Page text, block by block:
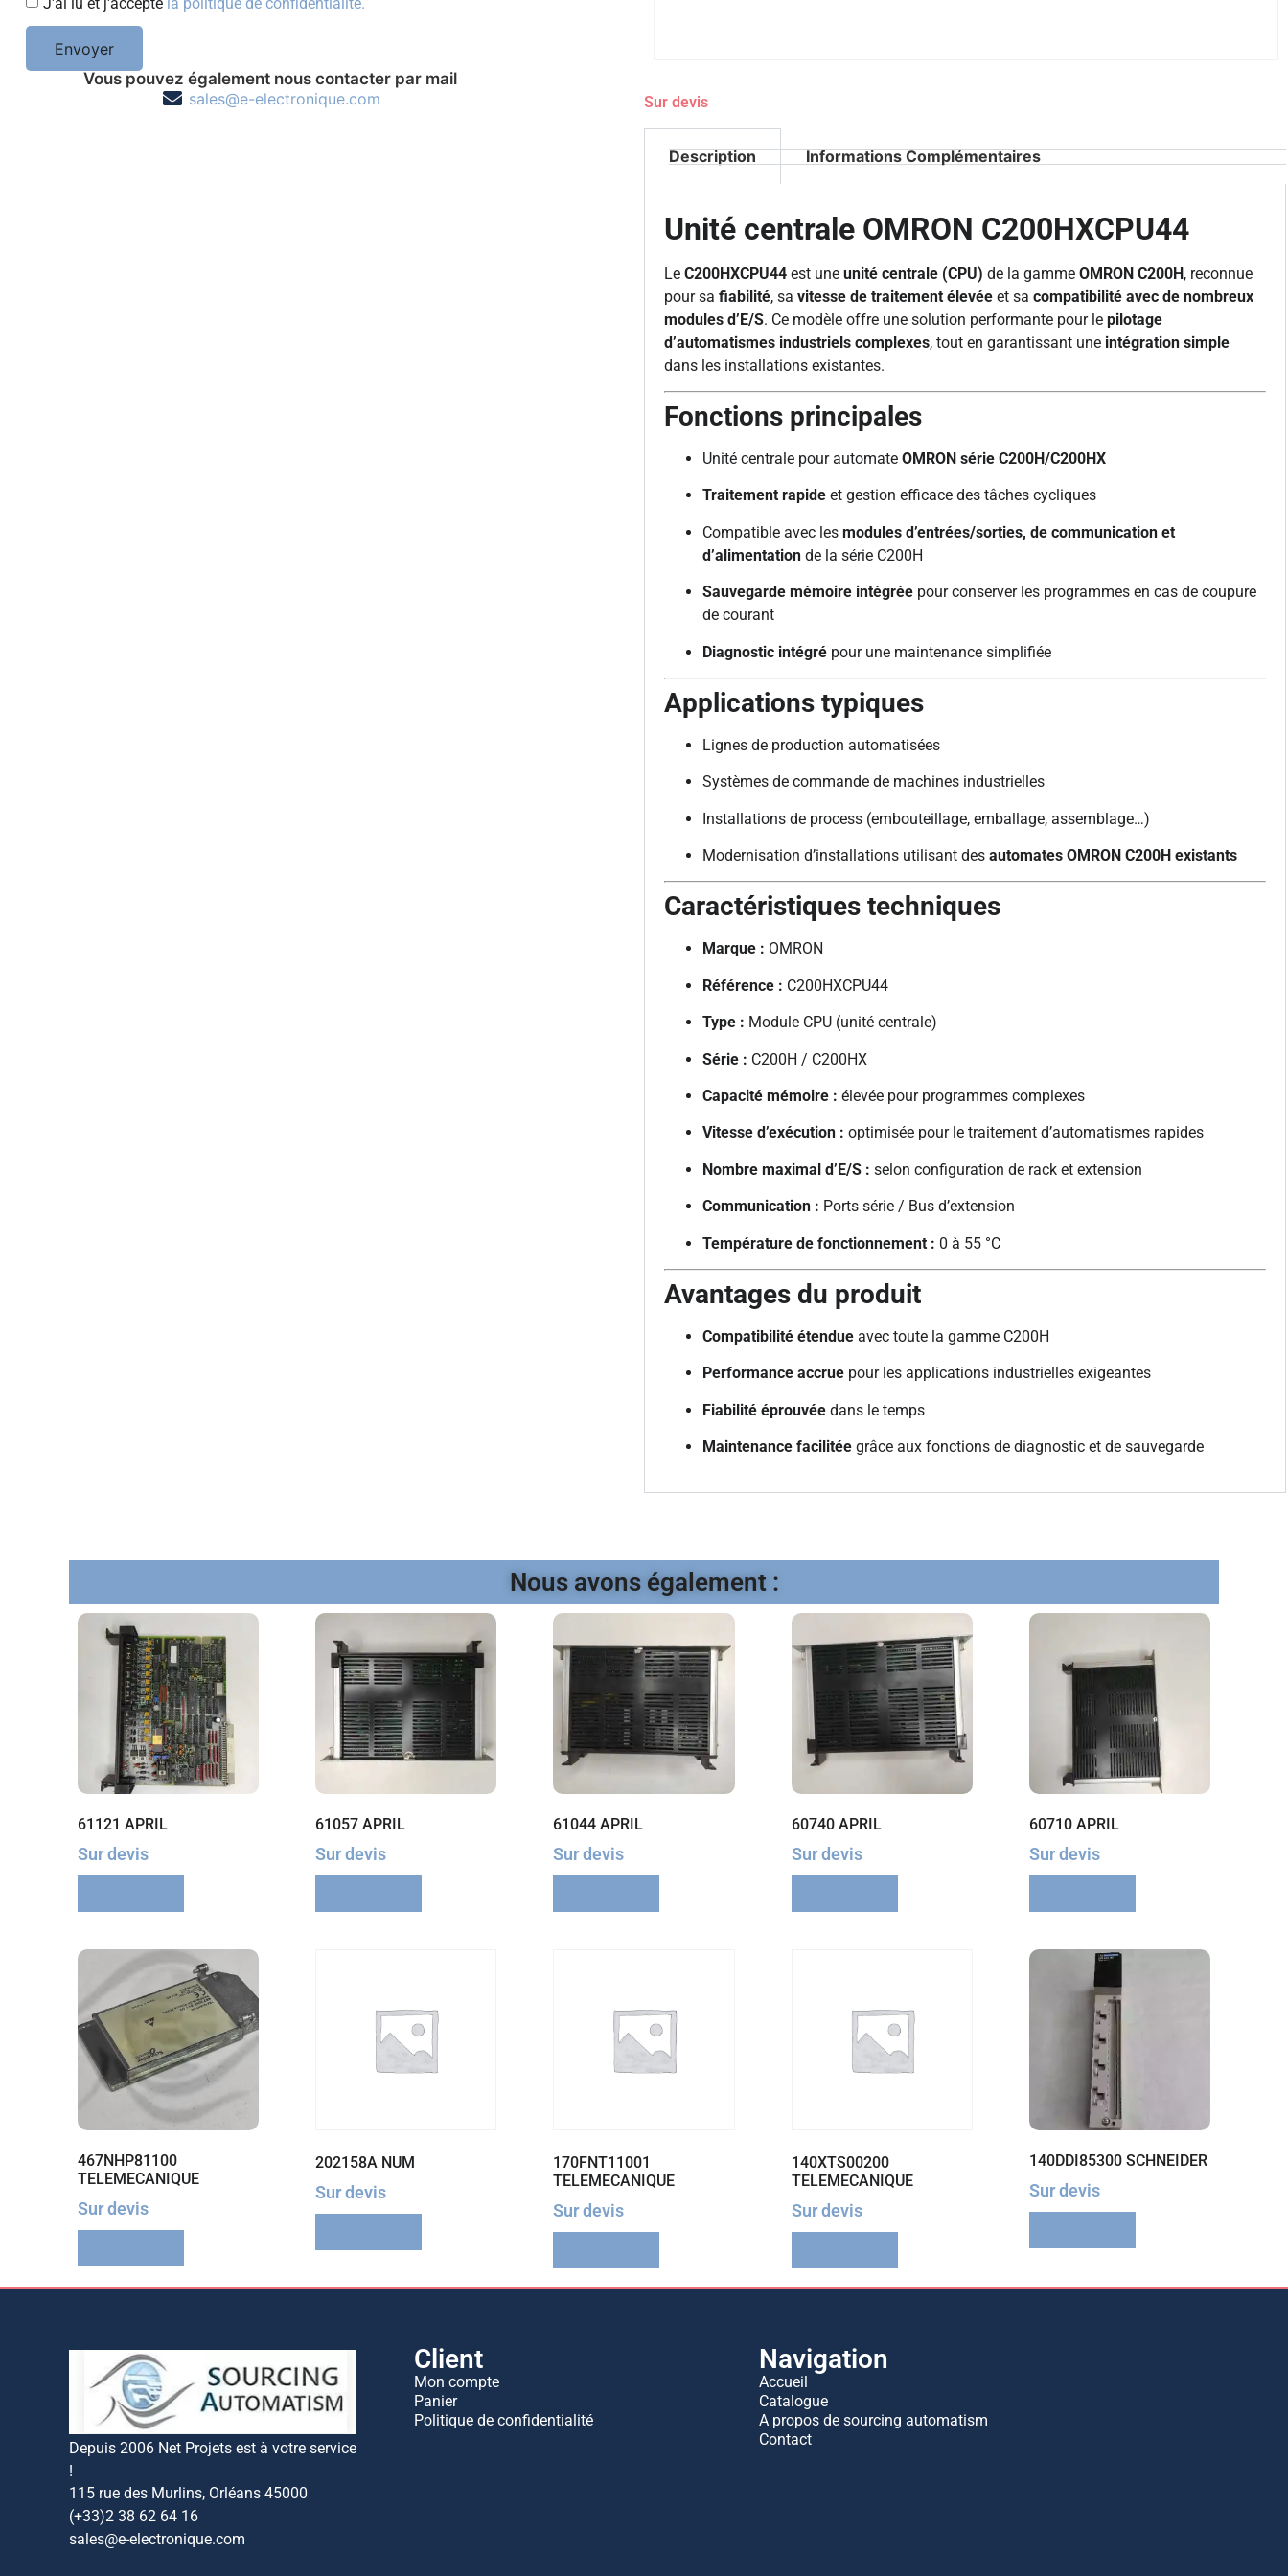
Envoyer
Vous pouvez également nous contacter par mail
sales@e-electronique.com
Sur devis
Description Informations Complémentaires
Unité centrale OMRON C200HXCPU44
Le C200HXCPU44 est une unité centrale (CPU) de la gamme OMRON C200H, reconnue
pour sa fiabilité, sa vitesse de traitement élevée et sa compatibilité avec de nombreux
modules d’E/S. Ce modèle offre une solution performante pour le pilotage
d’automatismes industriels complexes, tout en garantissant une intégration simple
dans les installations existantes.
Fonctions principales
Unité centrale pour automate OMRON série C200H/C200HX
Traitement rapide et gestion efficace des tâches cycliques
Compatible avec les modules d’entrées/sorties, de communication et
d’alimentation de la série C200H
Sauvegarde mémoire intégrée pour conserver les programmes en cas de coupure
de courant
Diagnostic intégré pour une maintenance simplifiée
Applications typiques
Lignes de production automatisées
Systèmes de commande de machines industrielles
Installations de process (embouteillage, emballage, assemblage…)
Modernisation d’installations utilisant des automates OMRON C200H existants
Caractéristiques techniques
Marque : OMRON
Référence : C200HXCPU44
Type : Module CPU (unité centrale)
Série : C200H / C200HX
Capacité mémoire : élevée pour programmes complexes
Vitesse d’exécution : optimisée pour le traitement d’automatismes rapides
Nombre maximal d’E/S : selon configuration de rack et extension
Communication : Ports série / Bus d’extension
Température de fonctionnement : 0 à 55 °C
Avantages du produit
Compatibilité étendue avec toute la gamme C200H
Performance accrue pour les applications industrielles exigeantes
Fiabilité éprouvée dans le temps
Maintenance facilitée grâce aux fonctions de diagnostic et de sauvegarde
Nous avons également :
61121 APRIL
Sur devis
61057 APRIL
Sur devis
61044 APRIL
Sur devis
60740 APRIL
Sur devis
60710 APRIL
Sur devis
467NHP81100
TELEMECANIQUE
Sur devis
202158A NUM
Sur devis
170FNT11001
TELEMECANIQUE
Sur devis
140XTS00200
TELEMECANIQUE
Sur devis
140DDI85300 SCHNEIDER
Sur devis
Depuis 2006 Net Projets est à votre service
!
115 rue des Murlins, Orléans 45000
(+33)2 38 62 64 16
sales@e-electronique.com
Client
Mon compte
Panier
Politique de confidentialité
Navigation
Accueil
Catalogue
A propos de sourcing automatism
Contact